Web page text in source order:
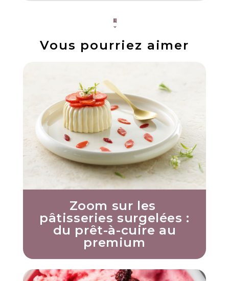
Vous pourriez aimer
Zoom sur les
pâtisseries surgelées :
du prêt-à-cuire au
premium